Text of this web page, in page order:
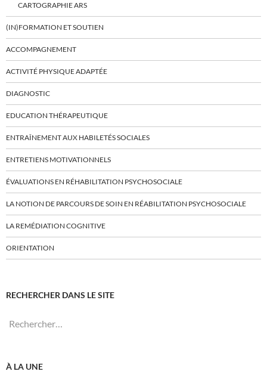
CARTOGRAPHIE ARS
(IN)FORMATION ET SOUTIEN
ACCOMPAGNEMENT
ACTIVITÉ PHYSIQUE ADAPTÉE
DIAGNOSTIC
EDUCATION THÉRAPEUTIQUE
ENTRAÎNEMENT AUX HABILETÉS SOCIALES
ENTRETIENS MOTIVATIONNELS
ÉVALUATIONS EN RÉHABILITATION PSYCHOSOCIALE
LA NOTION DE PARCOURS DE SOIN EN RÉABILITATION PSYCHOSOCIALE
LA REMÉDIATION COGNITIVE
ORIENTATION
RECHERCHER DANS LE SITE
Rechercher :
À LA UNE